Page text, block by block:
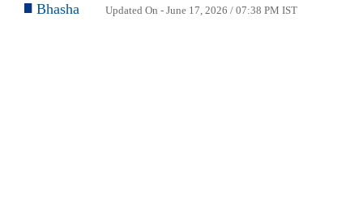
Bhasha
Updated On - June 17, 2026 / 07:38 PM IST